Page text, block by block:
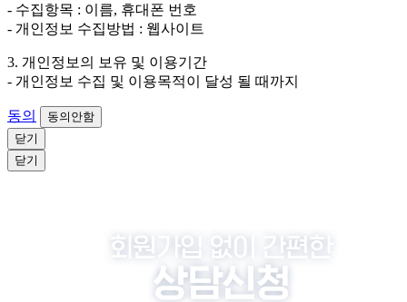
- 수집항목 : 이름, 휴대폰 번호
- 개인정보 수집방법 : 웹사이트
3. 개인정보의 보유 및 이용기간
- 개인정보 수집 및 이용목적이 달성 될 때까지
동의
동의안함
닫기
닫기